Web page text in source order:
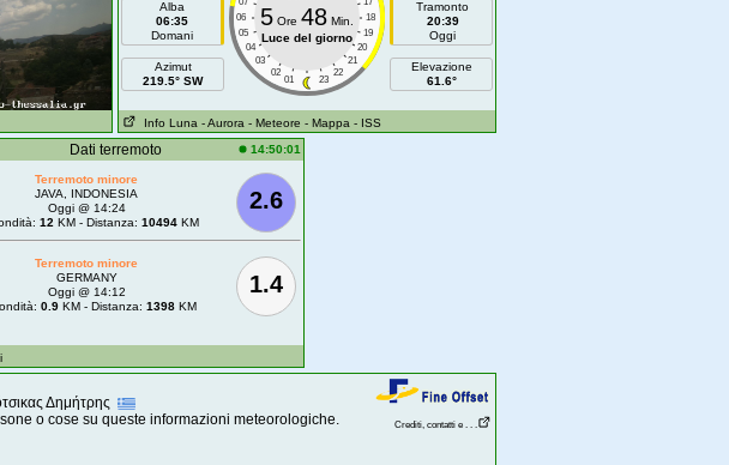
Alba
06:35
Domani
Azimut
219.5° SW
06
18
05
19
04
20
03
21
02
22
01 23
5 Ore 48 Min.
Luce del giorno
Tramonto
20:39
Oggi
Elevazione
61.6°
Info Luna - Aurora - Meteore - Mappa - ISS
Dati terremoto 14:50:01
2.6
Terremoto minore
JAVA, INDONESIA
Oggi @ 14:24
12 KM - Distanza: 10494KM
1.4
Terremoto minore
GERMANY
Oggi @ 14:12
0.9 KM - Distanza: 1398 KM
Δημήτρης
o cose su queste informazioni meteorologiche.
Crediti, contatti e . . .